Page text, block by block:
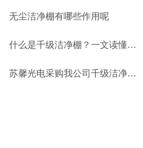
助力环保型半导体产业发展
无尘洁净棚有哪些作用呢
什么是千级洁净棚？一文读懂其结构特点与局部净化优势
苏馨光电采购我公司千级洁净棚普通工作台一批（7月07日）已顺利交货